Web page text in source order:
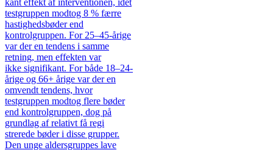
testgruppen modtog 8 % færre
hastighedsbøder end
kontrolgruppen. For 25–45-årige
var der en tendens i samme
retning, men effekten var
ikke signifikant. For både 18–24-
årige og 66+ årige var der en
omvendt tendens, hvor
testgruppen modtog flere bøder
end kontrolgruppen, dog på
grundlag af relativt få regi
strerede bøder i disse grupper.
Den unge aldersgruppes lave